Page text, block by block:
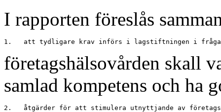
I rapporten föreslås
företagshälsovården skall
samlad kompetens och ha